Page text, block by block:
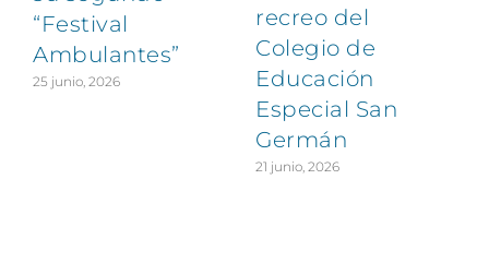
“Festival
Ambulantes”
25 junio, 2026
recreo del
Colegio de
Educación
Especial San
Germán
21 junio, 2026